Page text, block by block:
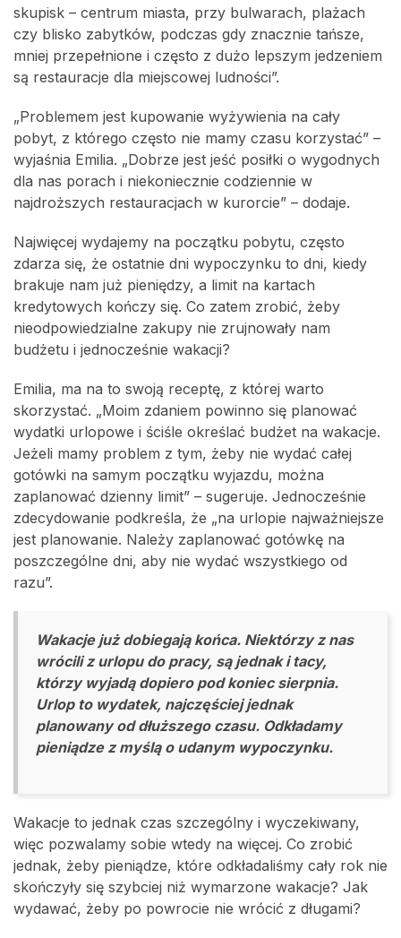
skupisk – centrum miasta, przy bulwarach, plażach
czy blisko zabytków, podczas gdy znacznie tańsze,
mniej przepełnione i często z dużo lepszym jedzeniem
są restauracje dla miejscowej ludności”.
„Problemem jest kupowanie wyżywienia na cały
pobyt, z którego często nie mamy czasu korzystać” –
wyjaśnia Emilia. „Dobrze jest jeść posiłki o wygodnych
dla nas porach i niekoniecznie codziennie w
najdroższych restauracjach w kurorcie” – dodaje.
Najwięcej wydajemy na początku pobytu, często
zdarza się, że ostatnie dni wypoczynku to dni, kiedy
brakuje nam już pieniędzy, a limit na kartach
kredytowych kończy się. Co zatem zrobić, żeby
nieodpowiedzialne zakupy nie zrujnowały nam
budżetu i jednocześnie wakacji?
Emilia, ma na to swoją receptę, z której warto
skorzystać. „Moim zdaniem powinno się planować
wydatki urlopowe i ściśle określać budżet na wakacje.
Jeżeli mamy problem z tym, żeby nie wydać całej
gotówki na samym początku wyjazdu, można
zaplanować dzienny limit” – sugeruje. Jednocześnie
zdecydowanie podkreśla, że „na urlopie najważniejsze
jest planowanie. Należy zaplanować gotówkę na
poszczególne dni, aby nie wydać wszystkiego od
razu”.
Wakacje już dobiegają końca. Niektórzy z nas
wrócili z urlopu do pracy, są jednak i tacy,
którzy wyjadą dopiero pod koniec sierpnia.
Urlop to wydatek, najczęściej jednak
planowany od dłuższego czasu. Odkładamy
pieniądze z myślą o udanym wypoczynku.
Wakacje to jednak czas szczególny i wyczekiwany,
więc pozwalamy sobie wtedy na więcej. Co zrobić
jednak, żeby pieniądze, które odkładaliśmy cały rok nie
skończyły się szybciej niż wymarzone wakacje? Jak
wydawać, żeby po powrocie nie wrócić z długami?